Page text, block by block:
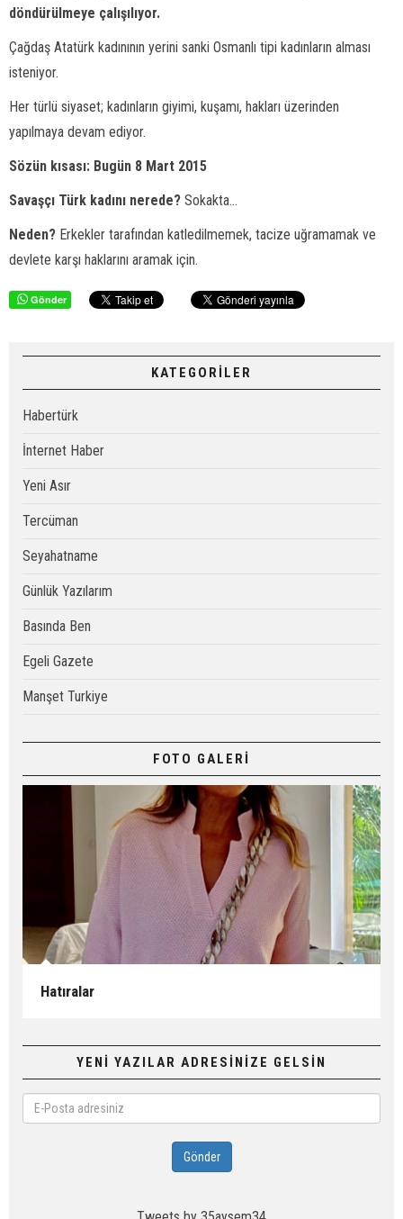
döndürülmeye çalışılıyor.
Çağdaş Atatürk kadınının yerini sanki Osmanlı tipi kadınların alması
isteniyor.
Her türlü siyaset; kadınların giyimi, kuşamı, hakları üzerinden
yapılmaya devam ediyor.
Sözün kısası: Bugün 8 Mart 2015
Savaşçı Türk kadını nerede? Sokakta...
Neden? Erkekler tarafından katledilmemek, tacize uğramamak ve
devlete karşı haklarını aramak için.
Gönder
KATEGORİLER
Habertürk
İnternet Haber
Yeni Asır
Tercüman
Seyahatname
Günlük Yazılarım
Basında Ben
Egeli Gazete
Manşet Turkiye
FOTO GALERİ
Hatıralar
YENİ YAZILAR ADRESİNİZE GELSİN
Posta
adresiniz
Gönder